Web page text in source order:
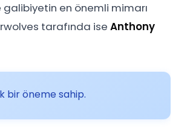
galibiyetin en önemli mimarı
tarafında ise Anthony
bir öneme sahip.